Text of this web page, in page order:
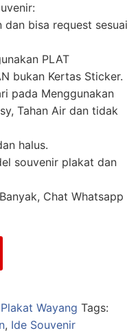
dan bisa request sesuai
PLAT
bukan Kertas Sticker.
pada Menggunakan
Tahan Air dan tidak
halus.
souvenir plakat dan
Chat Whatsapp
Plakat Wayang Tags:
, Ide Souvenir